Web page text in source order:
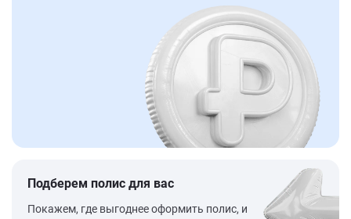
Подберем полис для вас
Покажем, где выгоднее оформить полис, и